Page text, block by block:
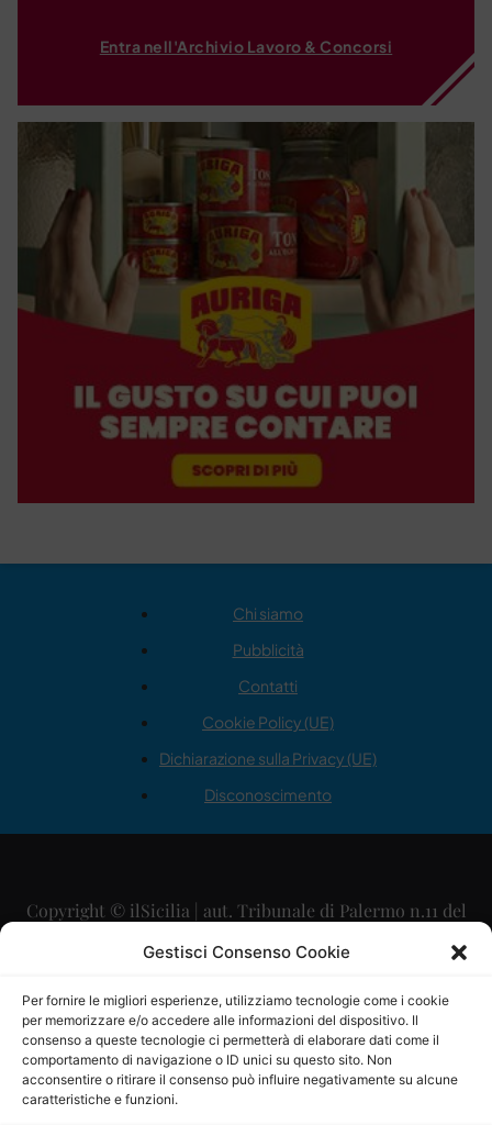
Gestisci Consenso Cookie
Per fornire le migliori esperienze, utilizziamo tecnologie come i cookie
per memorizzare e/o accedere alle informazioni del dispositivo. Il
consenso a queste tecnologie ci permetterà di elaborare dati come il
comportamento di navigazione o ID unici su questo sito. Non
acconsentire o ritirare il consenso può influire negativamente su alcune
caratteristiche e funzioni.
Entra nell'Archivio Lavoro & Concorsi
Chi siamo
Pubblicità
Contatti
Cookie Policy (UE)
Dichiarazione sulla Privacy (UE)
Disconoscimento
Copyright © ilSicilia | aut. Tribunale di Palermo n.11 del
29/09/2015
Direttore Editoriale: Maurizio Scaglione
Direttore Responsabile: Maria Calabrese